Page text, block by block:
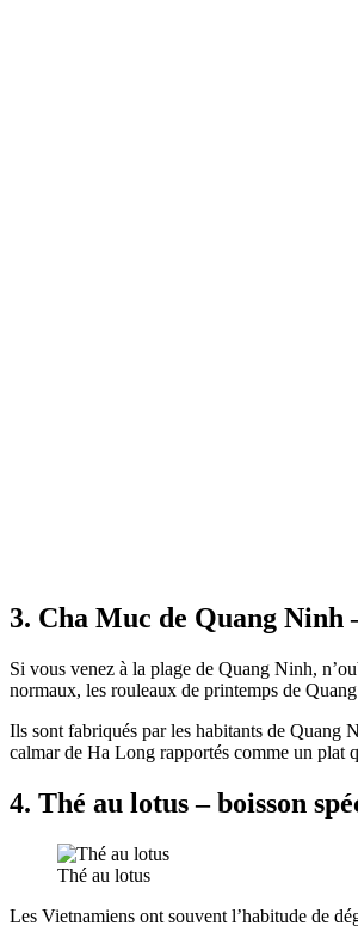
3. Cha Muc de Quang Ninh
Si vous venez à la plage de Quang Ninh,
normaux, les rouleaux de printemps de
Ils sont fabriqués par les habitants de Quang
calmar de Ha Long rapportés comme un plat
4. Thé au lotus – boisson
Thé au lotus
Les Vietnamiens ont souvent l’habitude de